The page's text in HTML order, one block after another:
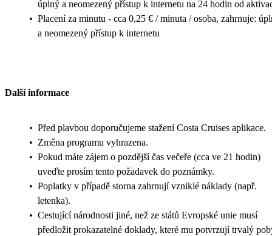
úplný a neomezený přístup k internetu na 24 hodin od
• Placení za minutu - cca 0,25 € / minuta / osoba, zahrnuje:
a neomezený přístup k internetu
Další informace
• Před plavbou doporučujeme stažení Costa Cruises aplikace.
• Změna programu vyhrazena.
• Pokud máte zájem o pozdější čas večeře (cca ve 21 hodin)
uveďte prosím tento požadavek do poznámky.
• Poplatky v případě storna zahrnují vzniklé náklady (např.
letenka).
• Cestující národnosti jiné, než ze států Evropské unie musí
předložit prokazatelné doklady, které mu potvrzují trvalý